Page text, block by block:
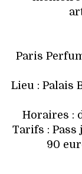
Paris
Lieu : Palais
Horaires :
Tarifs : Pass
90